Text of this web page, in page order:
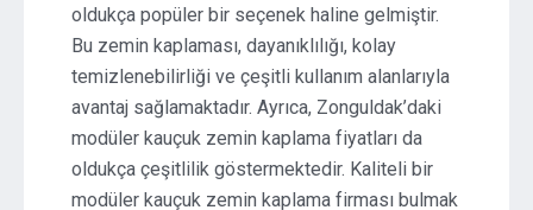
oldukça popüler bir seçenek haline gelmiştir.
Bu zemin kaplaması, dayanıklılığı, kolay
temizlenebilirliği ve çeşitli kullanım alanlarıyla
avantaj sağlamaktadır. Ayrıca, Zonguldak’daki
modüler kauçuk zemin kaplama fiyatları da
oldukça çeşitlilik göstermektedir. Kaliteli bir
modüler kauçuk zemin kaplama firması bulmak